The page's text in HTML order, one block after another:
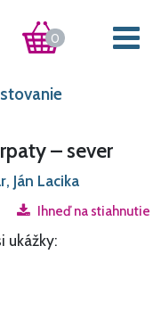
0
– sever
Ján Lacika
Ihneď na stiahnutie
ukážky: